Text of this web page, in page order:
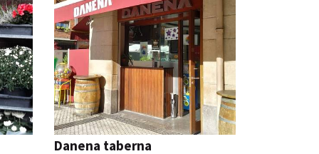
Danena taberna